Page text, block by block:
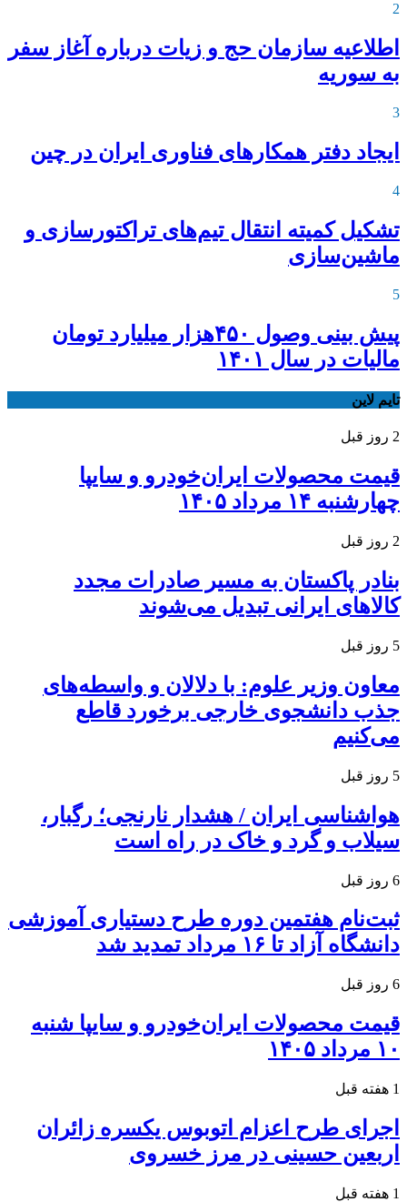
2
اطلاعیه‌ سازمان حج و زیات درباره آغاز سفر
به سوریه
3
ایجاد دفتر همکارهای فناوری ایران در چین
4
تشکیل کمیته انتقال تیم‌های تراکتورسازی و
ماشین‌سازی
5
پیش بینی وصول ۴۵۰هزار میلیارد تومان
مالیات در سال ۱۴۰۱
تایم لاین
2 روز قبل
قیمت محصولات ایران‌خودرو و سایپا
چهارشنبه ۱۴ مرداد ۱۴۰۵
2 روز قبل
بنادر پاکستان به مسیر صادرات مجدد
کالاهای ایرانی تبدیل می‌شوند
5 روز قبل
معاون وزیر علوم: با دلالان و واسطه‌های
جذب دانشجوی خارجی برخورد قاطع
می‌کنیم
5 روز قبل
هواشناسی ایران / هشدار نارنجی؛ رگبار،
سیلاب و گرد و خاک در راه است
6 روز قبل
ثبت‌نام هفتمین دوره طرح دستیاری آموزشی
دانشگاه آزاد تا ۱۶ مرداد تمدید شد
6 روز قبل
قیمت محصولات ایران‌خودرو و سایپا شنبه
۱۰ مرداد ۱۴۰۵
1 هفته قبل
اجرای طرح اعزام اتوبوس یکسره زائران
اربعین حسینی در مرز خسروی
1 هفته قبل